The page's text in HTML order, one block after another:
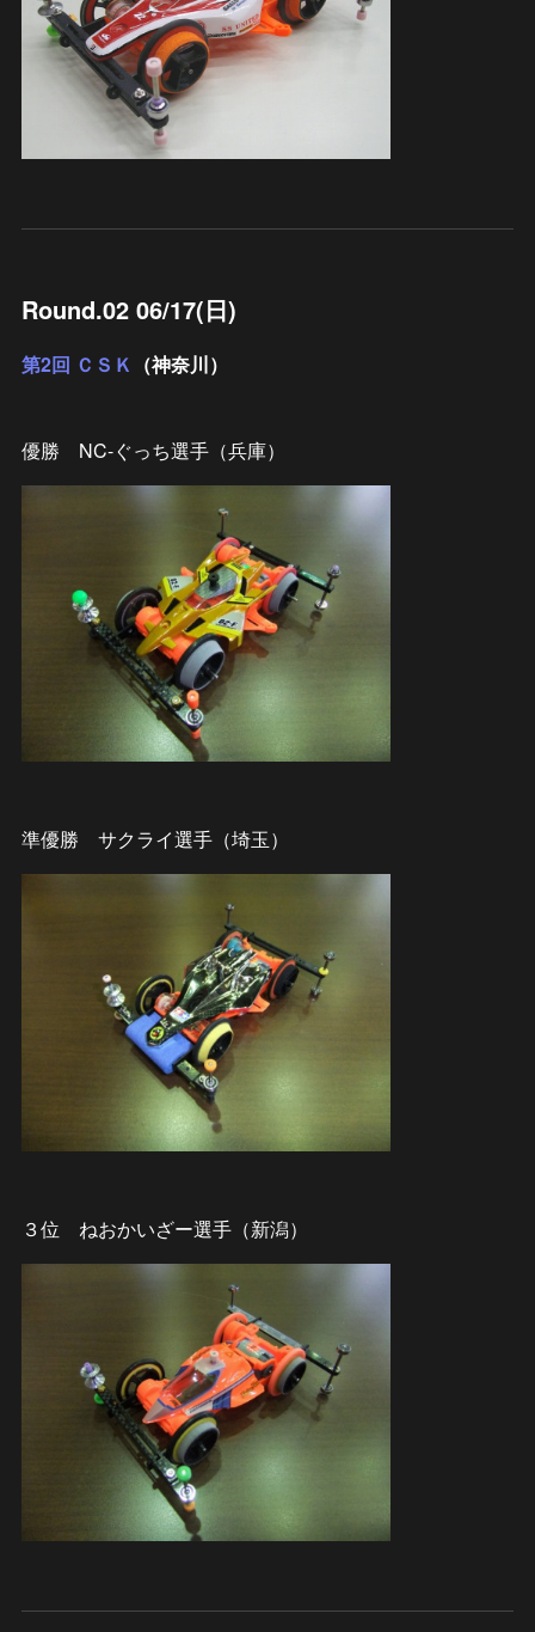
Round.02 06/17(日)
第2回 ＣＳＫ （神奈川）
優勝 NC-ぐっち選手（兵庫）
準優勝 サクライ選手（埼玉）
３位 ねおかいざー選手（新潟）